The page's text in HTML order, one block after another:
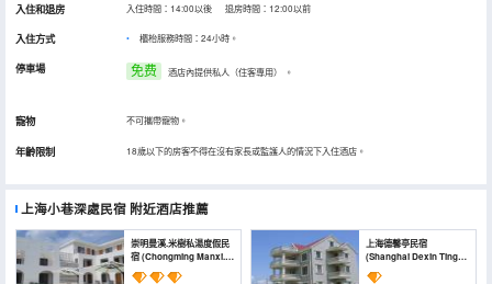
入住和退房 入住時間：14:00以後 退房時間：12:00以前
入住方式 櫃枱服務時間：24小時。
停車場 免费 酒店內提供私人（住客專用） 。
寵物 不可攜帶寵物。
年齡限制 18歲以下的房客不得在沒有家長或監護人的情況下入住酒店。
上海小巷深處民宿 附近酒店推薦
崇明曼溪.米樹私湯度假民
宿 (Chongming Manxi.
Mishu Private Soup
上海德馨亭民宿
(Shanghai Dexin Ting
B&B)